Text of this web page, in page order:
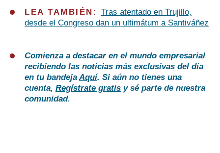
LEA TAMBIÉN: Tras atentado en Trujillo,
desde el Congreso dan un ultimátum a Santiváñez
Comienza a destacar en el mundo empresarial
recibiendo las noticias más exclusivas del día
en tu bandejaAquí. Si aún no tienes una
cuenta, Regístrate gratis y sé parte de nuestra
comunidad.